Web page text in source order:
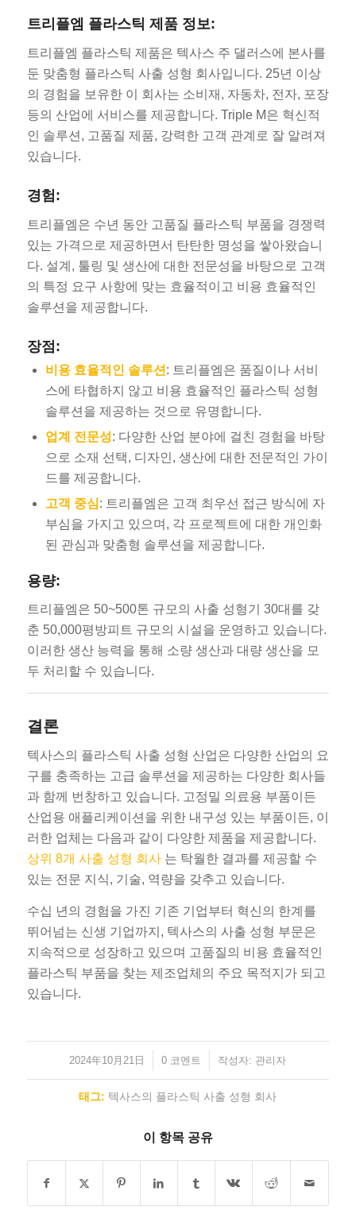
트리플엠 플라스틱 제품 정보:
트리플엠 플라스틱 제품은 텍사스 주 댈러스에 본사를
둔 맞춤형 플라스틱 사출 성형 회사입니다. 25년 이상
의 경험을 보유한 이 회사는 소비재, 자동차, 전자, 포장
등의 산업에 서비스를 제공합니다. Triple M은 혁신적
인 솔루션, 고품질 제품, 강력한 고객 관계로 잘 알려져
있습니다.
경험:
트리플엠은 수년 동안 고품질 플라스틱 부품을 경쟁력
있는 가격으로 제공하면서 탄탄한 명성을 쌓아왔습니
다. 설계, 툴링 및 생산에 대한 전문성을 바탕으로 고객
의 특정 요구 사항에 맞는 효율적이고 비용 효율적인
솔루션을 제공합니다.
장점:
비용 효율적인 솔루션 : 트리플엠은 품질이나 서비
스에 타협하지 않고 비용 효율적인 플라스틱 성형
솔루션을 제공하는 것으로 유명합니다.
업계 전문성: 다양한 산업 분야에 걸친 경험을 바탕
으로 소재 선택, 디자인, 생산에 대한 전문적인 가이
드를 제공합니다.
고객 중심: 트리플엠은 고객 최우선 접근 방식에 자
부심을 가지고 있으며, 각 프로젝트에 대한 개인화
된 관심과 맞춤형 솔루션을 제공합니다.
용량:
트리플엠은 50~500톤 규모의 사출 성형기 30대를 갖
춘 50,000평방피트 규모의 시설을 운영하고 있습니다.
이러한 생산 능력을 통해 소량 생산과 대량 생산을 모
두 처리할 수 있습니다.
결론
텍사스의 플라스틱 사출 성형 산업은 다양한 산업의 요
구를 충족하는 고급 솔루션을 제공하는 다양한 회사들
과 함께 번창하고 있습니다. 고정밀 의료용 부품이든
산업용 애플리케이션을 위한 내구성 있는 부품이든, 이
러한 업체는 다음과 같이 다양한 제품을 제공합니다.
상위 8개 사출 성형 회사는 탁월한 결과를 제공할 수
있는 전문 지식, 기술, 역량을 갖추고 있습니다.
수십 년의 경험을 가진 기존 기업부터 혁신의 한계를
뛰어넘는 신생 기업까지, 텍사스의 사출 성형 부문은
지속적으로 성장하고 있으며 고품질의 비용 효율적인
플라스틱 부품을 찾는 제조업체의 주요 목적지가 되고
있습니다.
2024年10月21日
/ 0 코멘트
/ 작성자: 관리자
태그: 텍사스의 플라스틱 사출 성형 회사
이 항목 공유